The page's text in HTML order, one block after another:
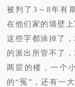
被判了3～8年有
在他们家的墙壁
这些字都涂掉了
的派出所管不了
两层的楼，一个
的“冤”，还有一